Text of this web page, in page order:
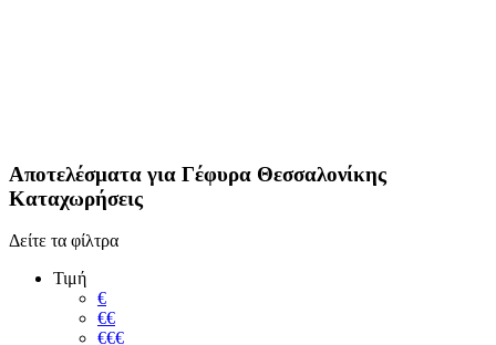
Αποτελέσματα για Γέφυρα Θεσσαλονίκης
Καταχωρήσεις
Δείτε τα φίλτρα
Τιμή
€
€€
€€€